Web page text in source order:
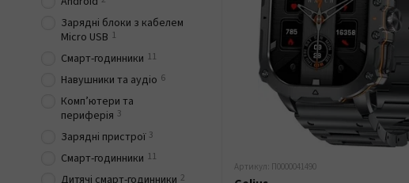
Артикул: П0000041490
Зарядні блоки з кабелем
Micro USB 1
Смарт-годинники 11
Навушники та аудіо 6
Комп’ютери та
периферія 3
Зарядні пристрої 3
Смарт-годинники 11
Дитячі смарт-годинники 2